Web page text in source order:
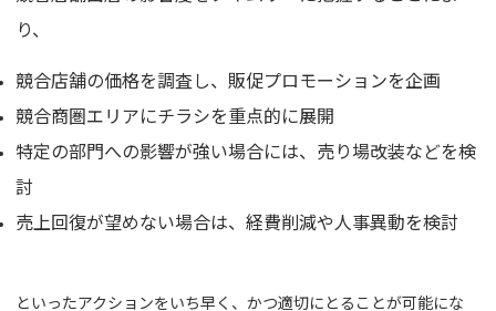
り、
競合店舗の価格を調査し、販促プロモーションを企画
競合商圏エリアにチラシを重点的に展開
特定の部門への影響が強い場合には、売り場改装などを検
討
売上回復が望めない場合は、経費削減や人事異動を検討
といったアクションをいち早く、かつ適切にとることが可能にな